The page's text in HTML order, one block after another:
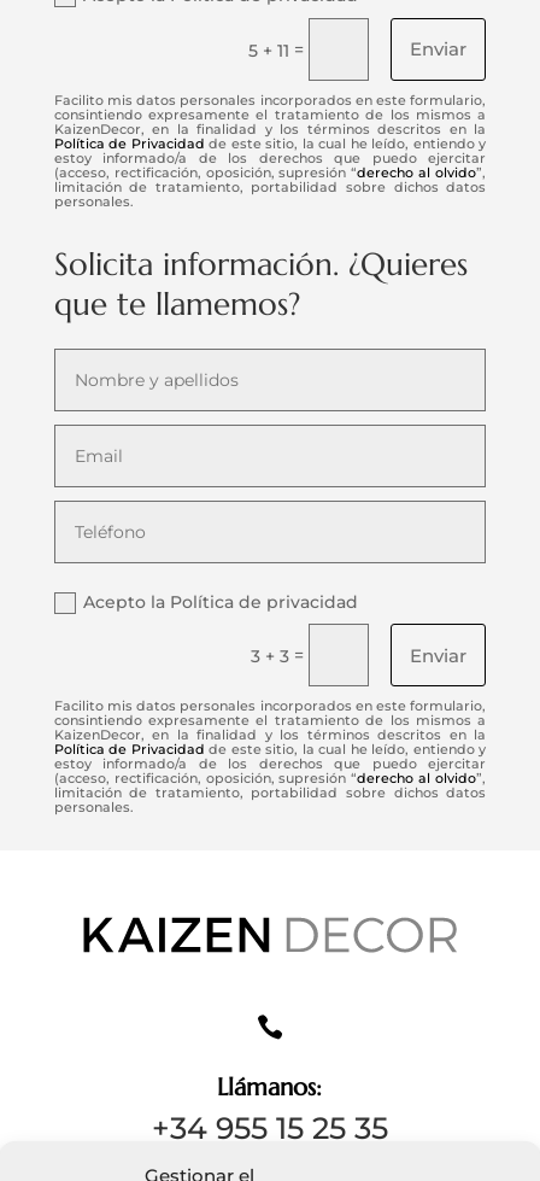
Gestionar el
5 + 11 = Enviar
Facilito mis datos personales incorporados en este formulario,
consintiendo expresamente el tratamiento de los mismos a
KaizenDecor, en la finalidad y los términos descritos en la
Política de Privacidad de este sitio, la cual he leído, entiendo y
estoy informado/a de los derechos que puedo ejercitar
(acceso, rectificación, oposición, supresión “derecho al olvido”,
limitación de tratamiento, portabilidad sobre dichos datos
personales.
Solicita información. ¿Quieres
que te llamemos?
Acepto la Política de privacidad
3 + 3 = Enviar
Facilito mis datos personales incorporados en este formulario,
consintiendo expresamente el tratamiento de los mismos a
KaizenDecor, en la finalidad y los términos descritos en la
Política de Privacidad de este sitio, la cual he leído, entiendo y
estoy informado/a de los derechos que puedo ejercitar
(acceso, rectificación, oposición, supresión “derecho al olvido”,
limitación de tratamiento, portabilidad sobre dichos datos
personales.

Llámanos:
+34 955 15 25 35